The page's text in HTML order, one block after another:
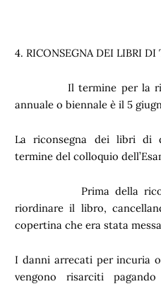
4. RICONSEGNA DEI LIBRI DI
Il termine per la
annuale o biennale è il 5
La riconsegna dei libri di
termine del colloquio
Prima della
riordinare il libro,
copertina che era stata
I danni arrecati per incuria
vengono risarciti